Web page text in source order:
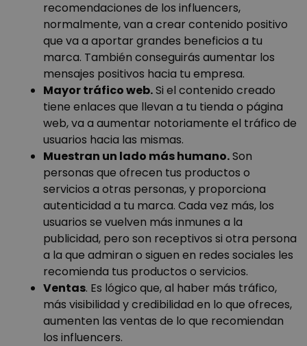
recomendaciones de los influencers,
normalmente, van a crear contenido positivo
que va a aportar grandes beneficios a tu
marca. También conseguirás aumentar los
mensajes positivos hacia tu empresa.
Mayor tráfico web.Si el contenido creado
tiene enlaces que llevan a tu tienda o página
web, va a aumentar notoriamente el tráfico de
usuarios hacia las mismas.
Muestran un lado más humano.Son
personas que ofrecen tus productos o
servicios a otras personas, y proporciona
autenticidad a tu marca. Cada vez más, los
usuarios se vuelven más inmunes a la
publicidad, pero son receptivos si otra persona
a la que admiran o siguen en redes sociales les
recomienda tus productos o servicios.
Ventas. Es lógico que, al haber más tráfico,
más visibilidad y credibilidad en lo que ofreces,
aumenten las ventas de lo que recomiendan
los influencers.